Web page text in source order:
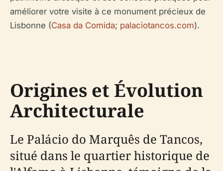
améliorer votre visite à ce monument précieux de
Lisbonne (Casa da Comida; palaciotancos.com).
Origines et Évolution
Architecturale
Le Palácio do Marquês de Tancos,
situé dans le quartier historique de